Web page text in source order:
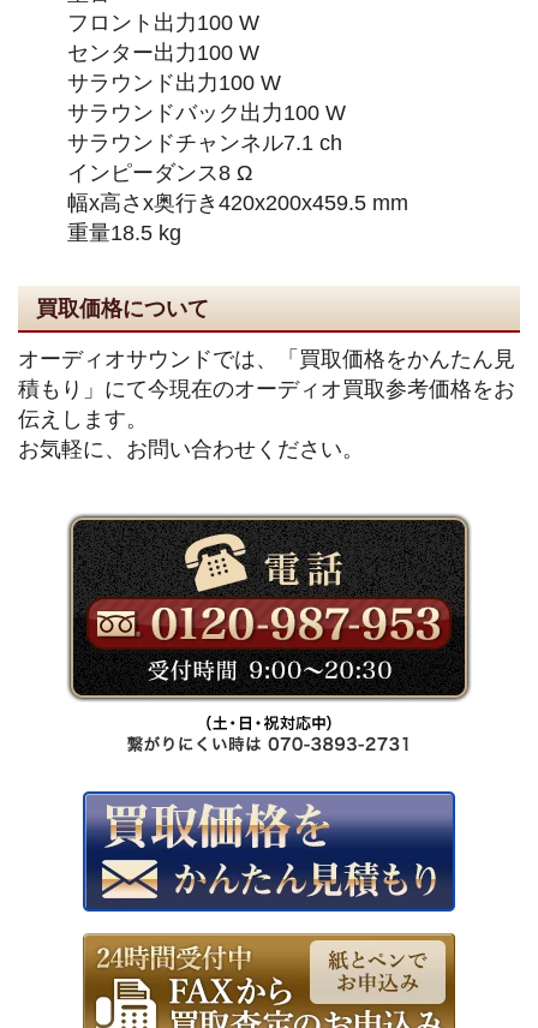
フロント出力100 W
センター出力100 W
サラウンド出力100 W
サラウンドバック出力100 W
サラウンドチャンネル7.1 ch
インピーダンス8 Ω
幅x高さx奥行き420x200x459.5 mm
重量18.5 kg
買取価格について
オーディオサウンドでは、「買取価格をかんたん見
積もり」にて今現在のオーディオ買取参考価格をお
伝えします。
お気軽に、お問い合わせください。